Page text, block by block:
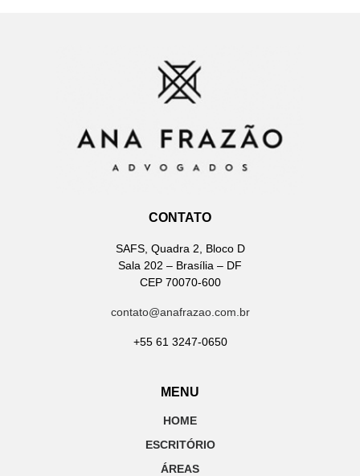
CONTATO
SAFS, Quadra 2, Bloco D
Sala 202 – Brasília – DF
CEP 70070-600
contato@anafrazao.com.br
+55 61 3247-0650
MENU
HOME
ESCRITÓRIO
ÁREAS